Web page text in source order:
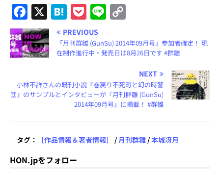
F
a
c
e
o
X H
at
e
n
P
o
c
k
Li
n
e p
y
n
k
PREVIOUS
「月刊群雛 (GunSu) 2014年09月号」参加者確定！ 現
在制作進行中・発売日は8月26日です #群雛
NEXT
小林不詳さんの既刊小説『巻戻り不死町と幻の時警
団』のサンプルとインタビューが『月刊群雛 (GunSu)
2014年09月号』に掲載！ #群雛
タグ： ［作品情報＆著者情報］ /月刊群雛 /本城冴月
HON.jpをフォロー